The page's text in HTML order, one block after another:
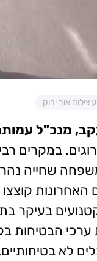
צילום אור ירוק
מנכ"ל
במקרים
שחייה
קוצצו
בעיקר
הבטיחות
לא